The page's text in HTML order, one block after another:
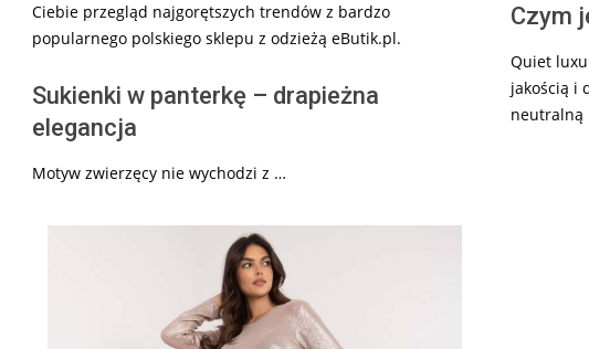
Ciebie przegląd najgorętszych trendów z bardzo
popularnego polskiego sklepu z odzieżą eButik.pl.
Sukienki w panterkę – drapieżna
elegancja
Motyw zwierzęcy nie wychodzi z …
Czym
Quiet
jakością i
neutralną